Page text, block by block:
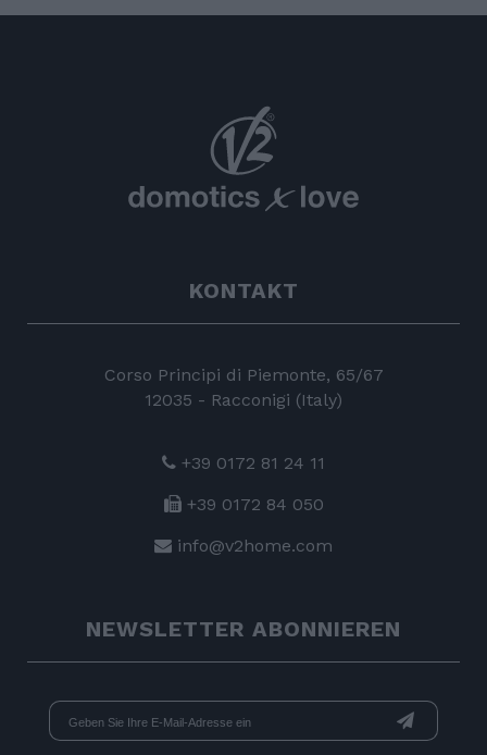
KONTAKT
Corso Principi di Piemonte, 65/67
12035 - Racconigi (Italy)
+39 0172 81 24 11
+39 0172 84 050
info@v2home.com
NEWSLETTER ABONNIEREN